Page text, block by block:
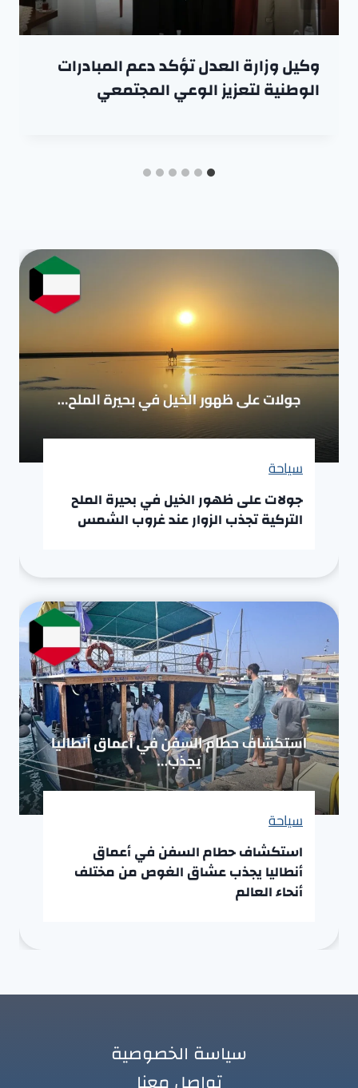
وكيل وزارة العدل تؤكد دعم المبادرات
الوطنية لتعزيز الوعي المجتمعي
سياحة
جولات على ظهور الخيل في بحيرة الملح
التركية تجذب الزوار عند غروب الشمس
سياحة
استكشاف حطام السفن في أعماق
أنطاليا يجذب عشاق الغوص من مختلف
أنحاء العالم
سياسة الخصوصية